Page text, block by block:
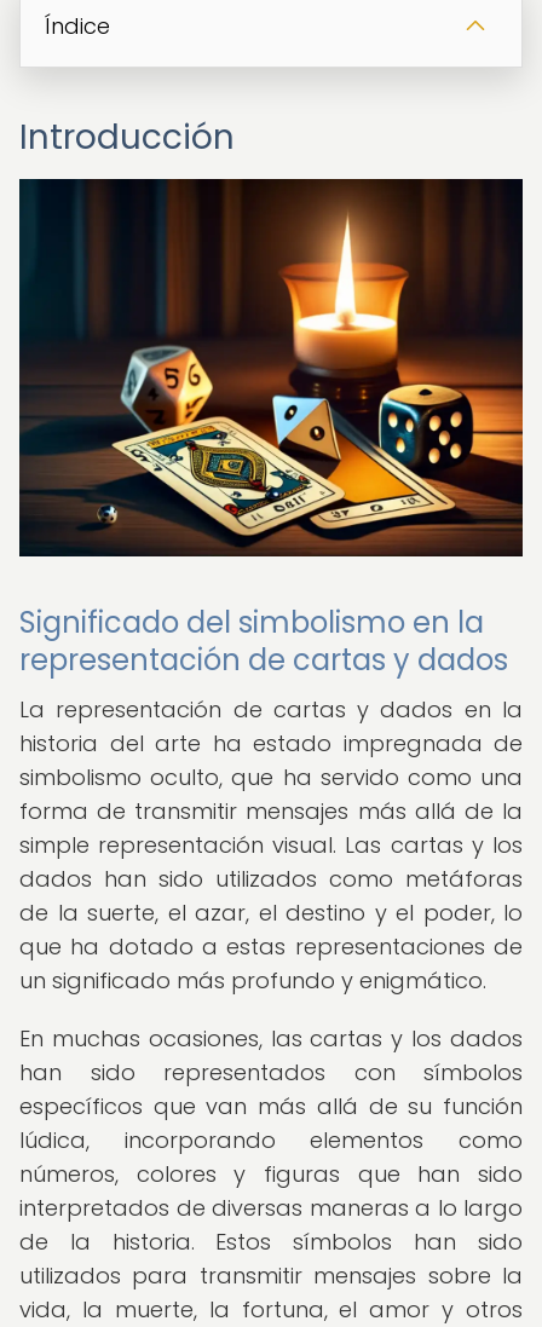
Índice
Introducción
Significado del simbolismo en la
representación de cartas y dados
La representación de cartas y dados en la
historia del arte ha estado impregnada de
simbolismo oculto, que ha servido como una
forma de transmitir mensajes más allá de la
simple representación visual. Las cartas y los
dados han sido utilizados como metáforas
de la suerte, el azar, el destino y el poder, lo
que ha dotado a estas representaciones de
un significado más profundo y enigmático.
En muchas ocasiones, las cartas y los dados
han sido representados con símbolos
específicos que van más allá de su función
lúdica, incorporando elementos como
números, colores y figuras que han sido
interpretados de diversas maneras a lo largo
de la historia. Estos símbolos han sido
utilizados para transmitir mensajes sobre la
vida, la muerte, la fortuna, el amor y otros